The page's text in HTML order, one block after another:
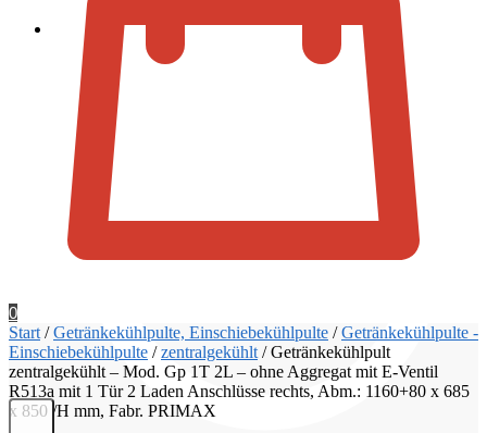
Zur Kassa
0
Start /Getränkekühlpulte, Einschiebekühlpulte /Getränkekühlpulte -
Einschiebekühlpulte /zentralgekühlt /Getränkekühlpult
zentralgekühlt – Mod. Gp 1T 2L – ohne Aggregat mit E-Ventil
R513a mit 1 Tür 2 Laden Anschlüsse rechts, Abm.: 1160+80 x 685
x 850 /H mm, Fabr. PRIMAX